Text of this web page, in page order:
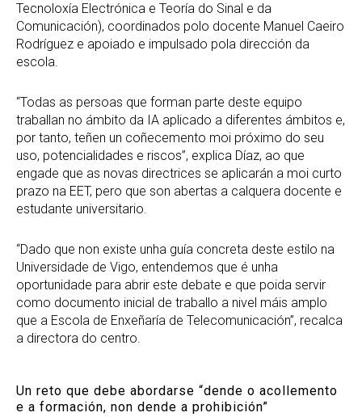
Tecnoloxía Electrónica e Teoría do Sinal e da
Comunicación), coordinados polo docente Manuel Caeiro
Rodríguez e apoiado e impulsado pola dirección da
escola.
“Todas as persoas que forman parte deste equipo
traballan no ámbito da IA aplicado a diferentes ámbitos e,
por tanto, teñen un coñecemento moi próximo do seu
uso, potencialidades e riscos”, explica Díaz, ao que
engade que as novas directrices se aplicarán a moi curto
prazo na EET, pero que son abertas a calquera docente e
estudante universitario.
“Dado que non existe unha guía concreta deste estilo na
Universidade de Vigo, entendemos que é unha
oportunidade para abrir este debate e que poida servir
como documento inicial de traballo a nivel máis amplo
que a Escola de Enxeñaría de Telecomunicación”, recalca
a directora do centro.
Un reto que debe abordarse “dende o acollemento
e a formación, non dende a prohibición”